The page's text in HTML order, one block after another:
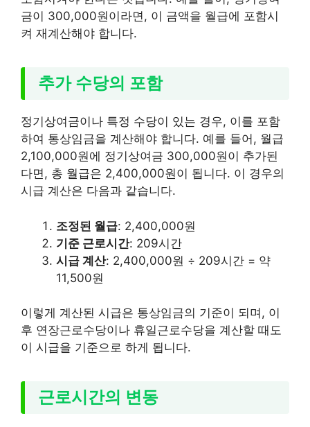
금이 300,000원이라면, 이 금액을 월급에 포함시
켜 재계산해야 합니다.
추가 수당의 포함
정기상여금이나 특정 수당이 있는 경우, 이를 포함
하여 통상임금을 계산해야 합니다. 예를 들어, 월급
2,100,000원에 정기상여금 300,000원이 추가된
다면, 총 월급은 2,400,000원이 됩니다. 이 경우의
시급 계산은 다음과 같습니다.
조정된 월급: 2,400,000원
기준 근로시간: 209시간
시급 계산: 2,400,000원 ÷ 209시간 = 약
11,500원
이렇게 계산된 시급은 통상임금의 기준이 되며, 이
후 연장근로수당이나 휴일근로수당을 계산할 때도
이 시급을 기준으로 하게 됩니다.
근로시간의 변동